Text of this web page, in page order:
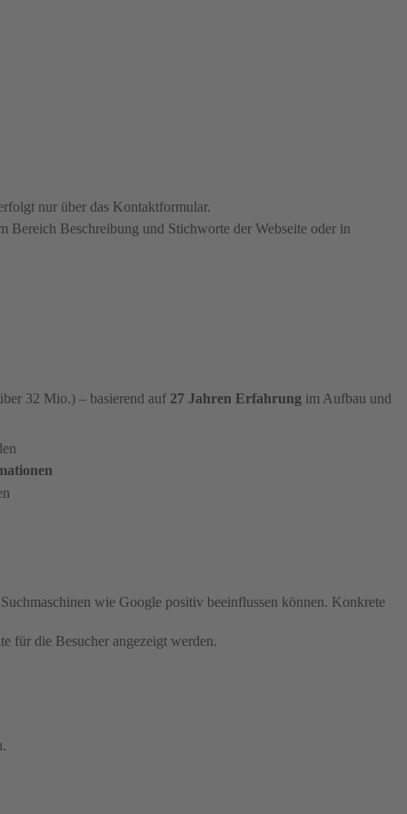
nur über das Kontaktformular.
Beschreibung und Stichworte der Webseite oder in
32 Mio.) – basierend auf 27 Jahren Erfahrung im Aufbau und
wie Google positiv beeinflussen können. Konkrete
für die Besucher angezeigt werden.